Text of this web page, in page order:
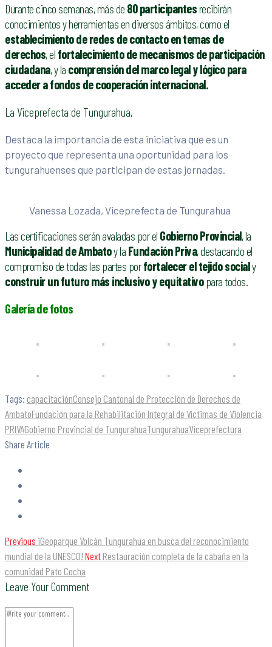
Durante cinco semanas, más de 80 participantesrecibirán
conocimientos y herramientas en diversos ámbitos, como el
establecimiento de redes de contacto en temas de
derechos, el fortalecimiento de mecanismos de participación
ciudadana, y la comprensión del marco legal y lógico para
acceder a fondos de cooperación internacional.
La Viceprefecta de Tungurahua,
Destaca la importancia de esta iniciativa que es un
proyecto que representa una oportunidad para los
tungurahuenses que participan de estas jornadas.
Vanessa Lozada, Viceprefecta de Tungurahua
Las certificaciones serán avaladas por el Gobierno Provincial, la
Municipalidad de Ambatoy la Fundación Priva, destacando el
compromiso de todas las partes porfortalecer el tejido socialy
construir un futuro más inclusivo y equitativopara todos.
Galería de fotos
Tags: capacitaciónConsejo Cantonal de Protección de Derechos de
AmbatoFundación para la Rehabilitación Integral de Víctimas de Violencia
PRIVAGobierno Provincial de TungurahuaTungurahuaViceprefectura
Share Article
Previous ¡Geoparque Volcán Tungurahua en busca del reconocimiento
mundial de la UNESCO! Next Restauración completa de la cabaña en la
comunidad Pato Cocha
Leave Your Comment